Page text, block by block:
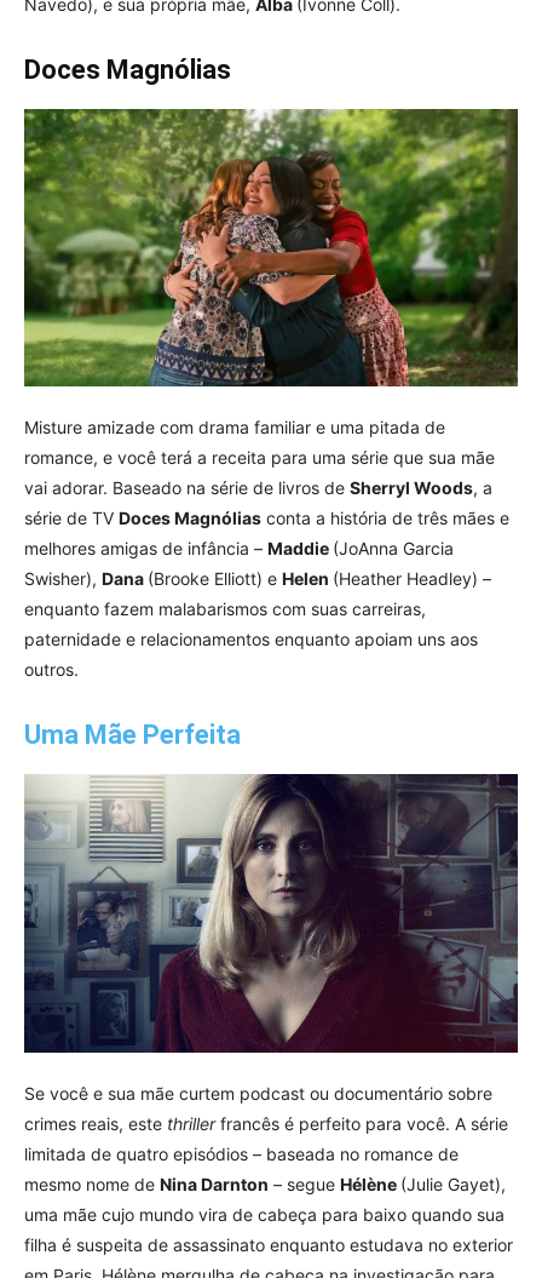
Doces Magnólias
Misture amizade com drama familiar e uma pitada de
romance, e você terá a receita para uma série que sua mãe
vai adorar. Baseado na série de livros de Sherryl Woods, a
série de TV Doces Magnólias conta a história de três mães e
melhores amigas de infância – Maddie (JoAnna Garcia
Swisher), Dana (Brooke Elliott) e Helen (Heather Headley) –
enquanto fazem malabarismos com suas carreiras,
paternidade e relacionamentos enquanto apoiam uns aos
outros.
Uma Mãe Perfeita
Se você e sua mãe curtem podcast ou documentário sobre
crimes reais, este thrillerfrancês é perfeito para você. A série
limitada de quatro episódios – baseada no romance de
mesmo nome de Nina Darnton – segue Hélène (Julie Gayet),
uma mãe cujo mundo vira de cabeça para baixo quando sua
filha é suspeita de assassinato enquanto estudava no exterior